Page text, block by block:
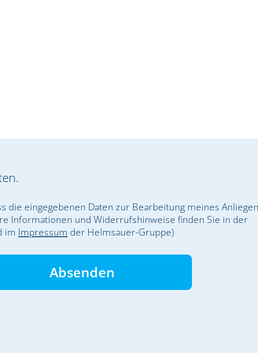
die eingegebenen Daten zur Bearbeitung meines
Informationen und Widerrufshinweise finden Sie in der
im Impressum der Helmsauer-Gruppe)
Absenden